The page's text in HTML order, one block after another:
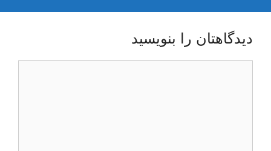
دیدگاهتان را بنویسید